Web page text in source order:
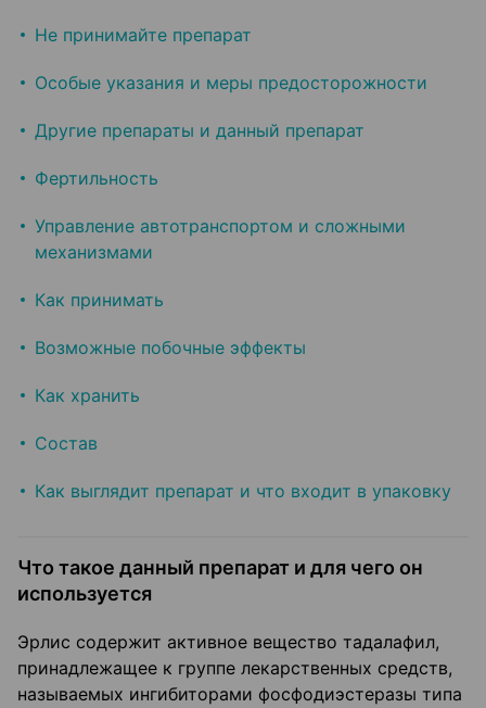
Не принимайте препарат
Особые указания и меры предосторожности
Другие препараты и данный препарат
Фертильность
Управление автотранспортом и сложными
механизмами
Как принимать
Возможные побочные эффекты
Как хранить
Состав
Как выглядит препарат и что входит в упаковку
Что такое данный препарат и для чего он
используется
Эрлис содержит активное вещество тадалафил,
принадлежащее к группе лекарственных средств,
называемых ингибиторами фосфодиэстеразы типа